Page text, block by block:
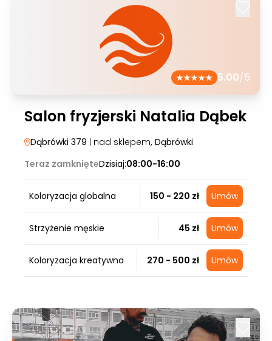
5.00/5
Salon fryzjerski Natalia Dąbek
Dąbrówki 379 | nad sklepem, Dąbrówki
Teraz zamknięteDzisiaj:08:00-16:00
Koloryzacja globalna 150 - 220 zł Umów
Strzyżenie męskie 45 zł Umów
Koloryzacja kreatywna 270 - 500 zł Umów